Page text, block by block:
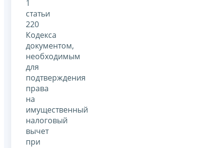
1
статьи
220
Кодекса
документом,
необходимым
для
подтверждения
права
на
имущественный
налоговый
вычет
при